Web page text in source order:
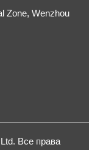
Zone, Wenzhou
Все права